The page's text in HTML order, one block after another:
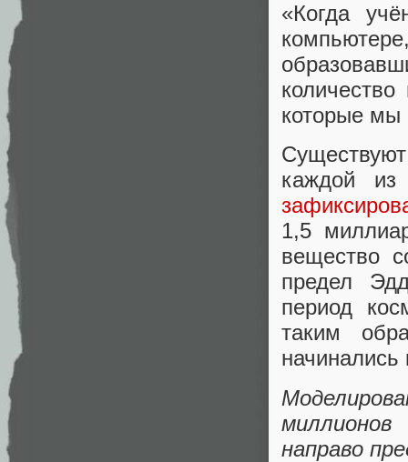
«Когда
которые
каждой
1,5
вещество
предел
период
таким
направо